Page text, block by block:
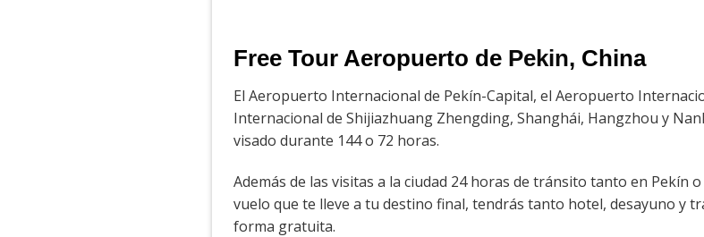
Free Tour Aeropuerto de Pekin, China
El Aeropuerto Internacional de Pekín-Capital, el Aeropuerto
Internacional de Shijiazhuang Zhengding, Shanghái, Hangzhou y
visado durante 144 o 72 horas.
Además de las visitas a la ciudad 24 horas de tránsito tanto en Pekín
vuelo que te lleve a tu destino final, tendrás tanto hotel, desayuno y
forma gratuita.